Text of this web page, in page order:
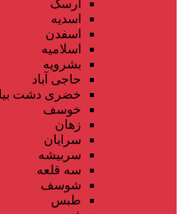
ارسک
اسدیه
اسفدن
اسلامیه
بشرویه
حاجی آباد
خضری دشت
خوسف
زهان
سرایان
سربیشه
سه قلعه
شوسف
طبس